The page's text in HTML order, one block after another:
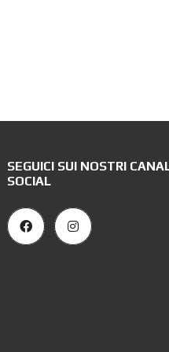
SEGUICI SUI NOSTRI
SOCIAL